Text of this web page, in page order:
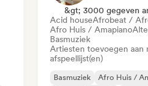
&gt; 3000 gegeven
Acid houseAfrobeat /
Afro Huis / Amapiano
Basmuziek
Artiesten toevoegen aan
afspeellijst(en)
Basmuziek
Afro Huis /